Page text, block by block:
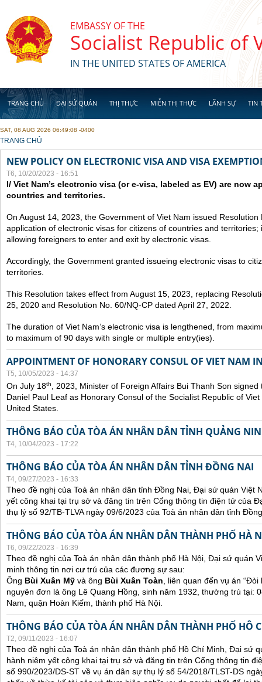
EMBASSY OF THE
Socialist Republic of
IN THE UNITED STATES OF AMERICA
TRANG CHỦ ĐẠI SỨ QUÁN THỊ THỰC MIỄN THỊ THỰC LÃNH SỰ TIN
SAT, 08 AUG 2026 06:49:08 -0400
YOU ARE HERE
TRANG CHỦ
NEW POLICY ON ELECTRONIC VISA AND VISA
T6, 10/20/2023 - 16:51
I/ Viet Nam’s electronic visa (or e-visa, labeled as EV) are now
countries and territories.
On August 14, 2023, the Government of Viet Nam issued
application of electronic visas for citizens of countries and
allowing foreigners to enter and exit by electronic visas.
Accordingly, the Government granted issueing electronic visas to
territories.
This Resolution takes effect from August 15, 2023, replacing
25, 2020 and Resolution No. 60/NQ-CP dated April 27, 2022.
The duration of Viet Nam’s electronic visa is lengthened, from
to maximum of 90 days with single or multiple entry(ies).
APPOINTMENT OF HONORARY CONSUL OF VIET NAM
T5, 10/05/2023 - 14:37
On July 18th
, 2023, Minister of Foreign Affairs Bui Thanh Son
Daniel Paul Leaf as Honorary Consul of the Socialist Republic of
United States.
THÔNG BÁO CỦA TÒA ÁN NHÂN DÂN TỈNH QUẢNG
T4, 10/04/2023 - 17:22
THÔNG BÁO CỦA TÒA ÁN NHÂN DÂN TỈNH ĐỒNG NAI
T4, 09/27/2023 - 16:33
Theo đề nghị của Toà án nhân dân tỉnh Đồng Nai, Đại sứ quán Việt
yết công khai tại trụ sở và đăng tin trên Cổng thông tin điện tử của
thụ lý số 92/TB-TLVA ngày 09/6/2023 của Toà án nhân dân tỉnh
THÔNG BÁO CỦA TÒA ÁN NHÂN DÂN THÀNH PHỐ HÀ
T6, 09/22/2023 - 16:39
Theo đề nghị của Toà án nhân dân thành phố Hà Nội, Đại sứ quán
minh thông tin nơi cư trú của các đương sự sau:
Ông Bùi Xuân Mỹ và ông Bùi Xuân Toàn , liên quan đến vụ án
nguyên đơn là ông Lê Quang Hồng, sinh năm 1932, thường trú tại:
Nam, quận Hoàn Kiếm, thành phố Hà Nội.
THÔNG BÁO CỦA TÒA ÁN NHÂN DÂN THÀNH PHỐ HÔ
T2, 09/11/2023 - 16:07
Theo đề nghị của Toà án nhân dân thành phố Hồ Chí Minh, Đại sứ
hành niêm yết công khai tại trụ sở và đăng tin trên Cổng thông tin
số 990/2023/DS-ST về vụ án dân sự thụ lý số 54/2018/TLST-DS